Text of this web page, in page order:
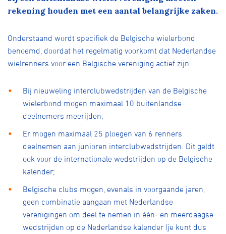
Shop
Contact
Over ons
Lid worden
rekening houden met een aantal belangrijke zaken.
Onderstaand wordt specifiek de Belgische wielerbond
benoemd, doordat het regelmatig voorkomt dat Nederlandse
wielrenners voor een Belgische vereniging actief zijn.
Bij nieuweling interclubwedstrijden van de Belgische
wielerbond mogen maximaal 10 buitenlandse
deelnemers meerijden;
Er mogen maximaal 25 ploegen van 6 renners
deelnemen aan junioren interclubwedstrijden. Dit geldt
ook voor de internationale wedstrijden op de Belgische
kalender;
Belgische clubs mogen, evenals in voorgaande jaren,
geen combinatie aangaan met Nederlandse
verenigingen om deel te nemen in één- en meerdaagse
wedstrijden op de Nederlandse kalender (je kunt dus
BMX freestyle Gravel
Biketrial